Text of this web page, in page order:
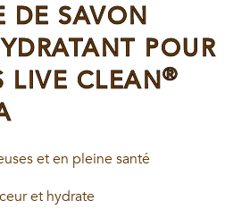
DE SAVON
POUR
LIVE CLEAN®
et en pleine santé
et hydrate